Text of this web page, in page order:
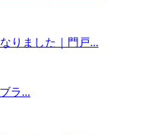
りました｜門戸...
ラ...